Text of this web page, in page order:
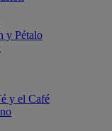
y Pétalo
y el Café